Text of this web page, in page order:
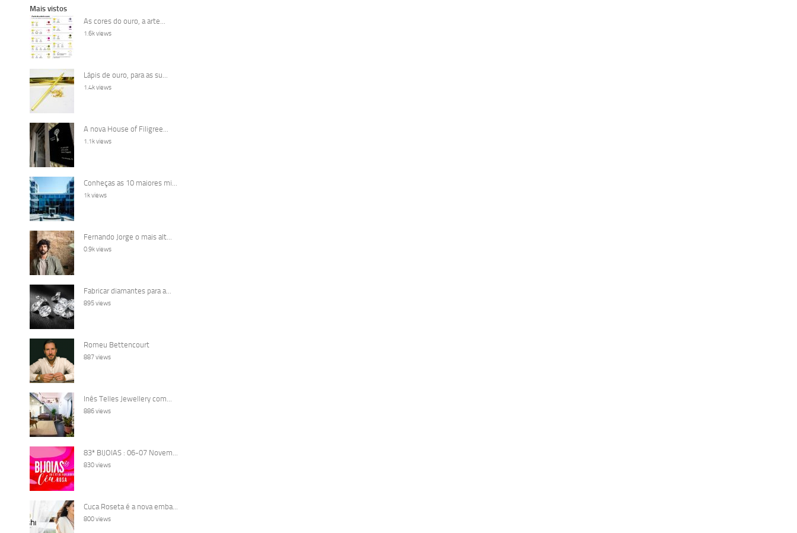
Mais vistos
As cores do ouro, a arte...
1.6k views
Lápis de ouro, para as su...
1.4k views
A nova House of Filigree...
1.1k views
Conheças as 10 maiores mi...
1k views
Fernando Jorge o mais alt...
0.9k views
Fabricar diamantes para a...
895 views
Romeu Bettencourt
887 views
Inês Telles Jewellery com...
886 views
83ª BIJOIAS : 06-07 Novem...
830 views
Cuca Roseta é a nova emba...
800 views